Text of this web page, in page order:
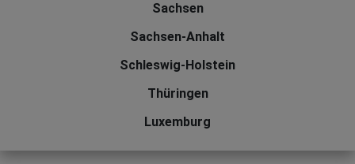
Sachsen
Sachsen-Anhalt
Schleswig-Holstein
Thüringen
Luxemburg